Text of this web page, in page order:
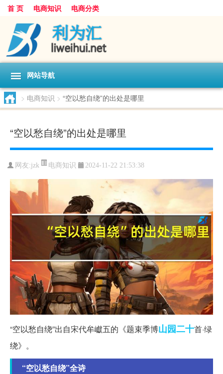
首 页 电商知识 电商分类
网站导航
> 电商知识 > “空以愁自绕”的出处是哪里
“空以愁自绕”的出处是哪里
网友:jzk 电商知识 2024-11-22 21:53:38
“空以愁自绕”出自宋代牟巘五的《题束季博山园二十首·绿
绕》。
“空以愁自绕”全诗